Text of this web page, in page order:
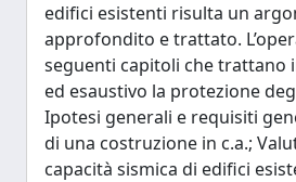
edifici esistenti risulta un
approfondito e trattato.
seguenti capitoli che trattano
ed esaustivo la protezione
Ipotesi generali e requisiti
di una costruzione in c.a.;
capacità sismica di edifici